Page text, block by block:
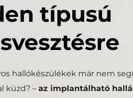
típusú
hallókészülékek már nem
küzd? – az implantálható